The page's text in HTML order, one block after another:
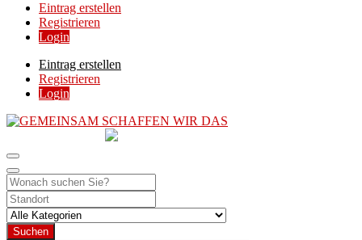
Eintrag erstellen
Registrieren
Login
Eintrag erstellen
Registrieren
Login
Suchen